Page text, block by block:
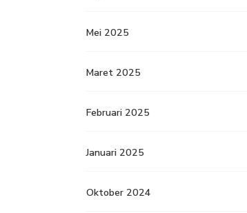
Mei 2025
Maret 2025
Februari 2025
Januari 2025
Oktober 2024